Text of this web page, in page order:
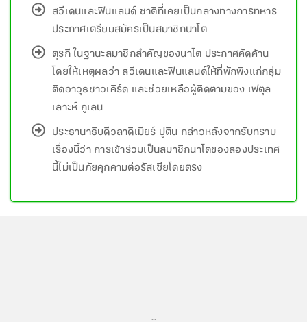
สวีเดนและฟินแลนด์ ชาติที่เคยเป็นกลางทางการทหาร
ประกาศเตรียมสมัครเป็นสมาชิกนาโต
ตุรกี ในฐานะสมาชิกสำคัญของนาโต ประกาศคัดค้าน
โดยให้เหตุผลว่า สวีเดนและฟินแลนด์ให้ที่พักพิงแก่กลุ่ม
ติดอาวุธชาวเคิร์ด และช่วยเหลือผู้ติดตามของ เฟตุล
เลาะห์ กูเลน
ประธานาธิบดีวลาดิเมียร์ ปูติน กล่าวหลังจากรับทราบ
เรื่องนี้ว่า การเข้าร่วมเป็นสมาชิกนาโตของสองประเทศ
นี้ไม่เป็นภัยคุกคามต่อรัสเซียโดยตรง
...